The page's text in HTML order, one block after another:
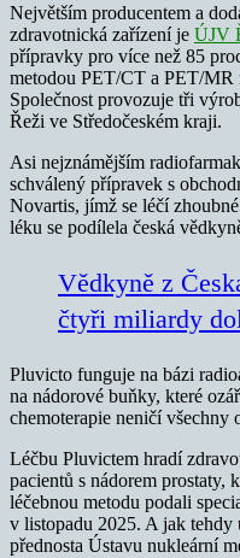
Největším producentem a
zdravotnická zařízení je ÚJV
přípravky pro více než 85
metodou PET/CT a PET/MR
Společnost provozuje tři
Řeži ve Středočeském kraji.
Asi nejznámějším
schválený přípravek s
Novartis, jímž se léčí
léku se podílela česká
Vědkyně z
čtyři miliardy
Pluvicto funguje na bázi
na nádorové buňky, které
chemoterapie neničí všechny
Léčbu Pluvictem hradí
pacientů s nádorem
léčebnou metodu podali
v listopadu 2025. A jak
přednosta Ústavu nukleární